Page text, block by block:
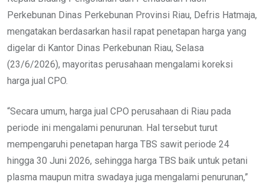
Perkebunan Dinas Perkebunan Provinsi Riau, Defris Hatmaja,
mengatakan berdasarkan hasil rapat penetapan harga yang
digelar di Kantor Dinas Perkebunan Riau, Selasa
(23/6/2026), mayoritas perusahaan mengalami koreksi
harga jual CPO.
“Secara umum, harga jual CPO perusahaan di Riau pada
periode ini mengalami penurunan. Hal tersebut turut
mempengaruhi penetapan harga TBS sawit periode 24
hingga 30 Juni 2026, sehingga harga TBS baik untuk petani
plasma maupun mitra swadaya juga mengalami penurunan,”